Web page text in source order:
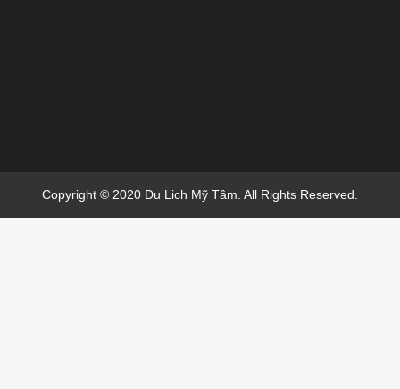
Copyright © 2020 Du Lich Mỹ Tâm. All Rights Reserved.